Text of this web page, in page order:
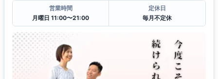
営業時間
月曜日 11:00〜21:00
定休日
毎月不定休